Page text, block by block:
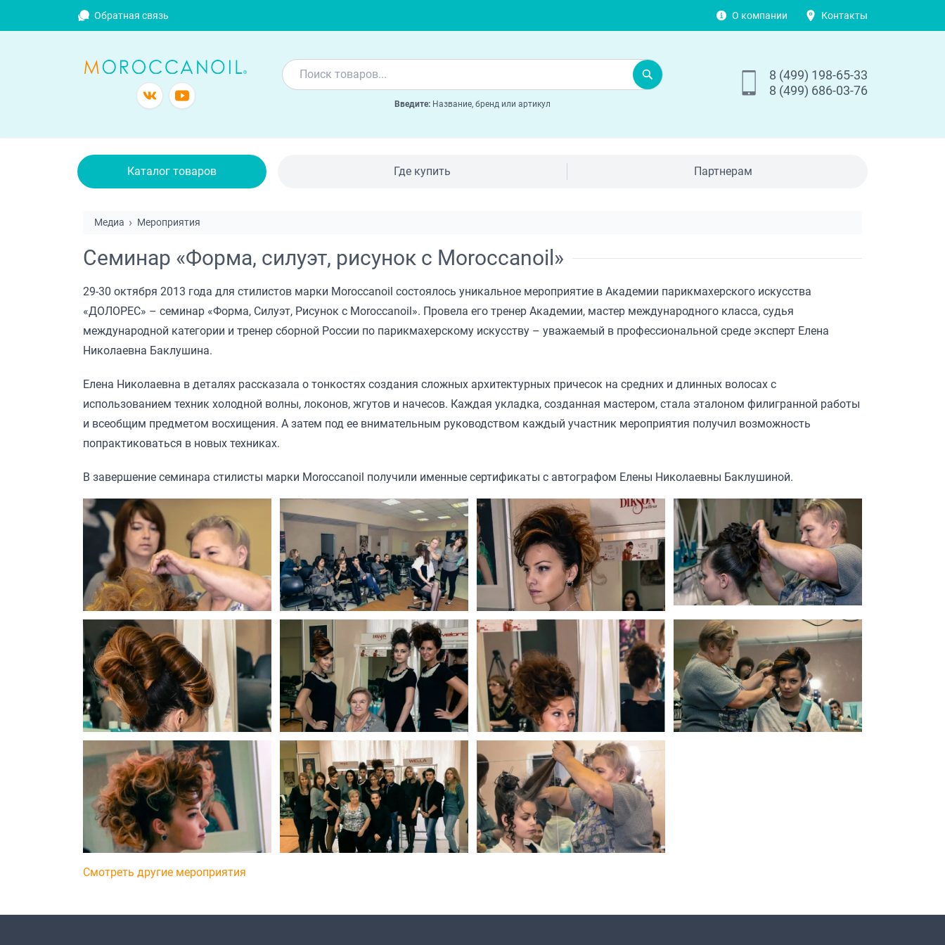
Обратная связь О компании Контакты
Введите: Название, бренд или артикул
8 (499) 198-65-33
8 (499) 686-03-76
Каталог товаров Где купить Партнерам
Медиа Мероприятия
Семинар «Форма, силуэт, рисунок с Moroccanoil»
29-30 октября 2013 года для стилистов марки Moroccanoil состоялось уникальное мероприятие в Академии парикмахерского искусства
«ДОЛОРЕС» – семинар «Форма, Силуэт, Рисунок с Moroccanoil». Провела его тренер Академии, мастер международного класса, судья
международной категории и тренер сборной России по парикмахерскому искусству – уважаемый в профессиональной среде эксперт Елена
Николаевна Баклушина.
Елена Николаевна в деталях рассказала о тонкостях создания сложных архитектурных причесок на средних и длинных волосах с
использованием техник холодной волны, локонов, жгутов и начесов. Каждая укладка, созданная мастером, стала эталоном филигранной работы
и всеобщим предметом восхищения. А затем под ее внимательным руководством каждый участник мероприятия получил возможность
попрактиковаться в новых техниках.
В завершение семинара стилисты марки Moroccanoil получили именные сертификаты с автографом Елены Николаевны Баклушиной.
Смотреть другие мероприятия